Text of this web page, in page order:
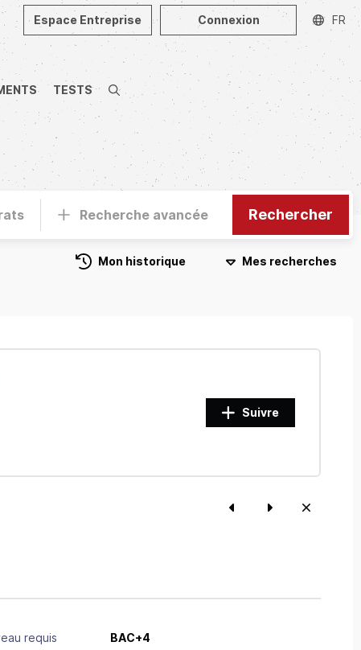
TESTS Recherche
Espace Entreprise Connexion FR
Recherche avancée Rechercher
Mon historique Mes recherches
Suivre
requis
BAC+4